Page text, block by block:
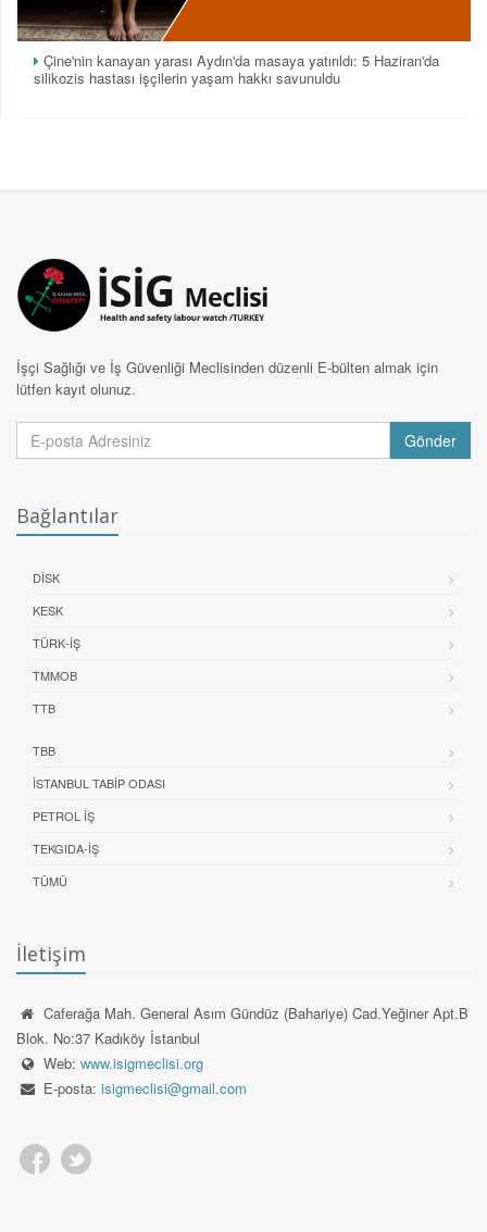
Çine'nin kanayan yarası Aydın'da masaya yatırıldı: 5 Haziran'da
silikozis hastası işçilerin yaşam hakkı savunuldu
İşçi Sağlığı ve İş Güvenliği Meclisinden düzenli E-bülten almak için
lütfen kayıt olunuz.
Gönder
Bağlantılar
DİSK
KESK
TÜRK-İŞ
TMMOB
TTB
TBB
İSTANBUL TABIP ODASI
PETROL İŞ
TEKGIDA-İŞ
TÜMÜ
İletişim
Caferağa Mah. General Asım Gündüz (Bahariye) Cad.Yeğiner Apt.B
Blok. No:37 Kadıköy İstanbul
Web: www.isigmeclisi.org
E-posta: isigmeclisi@gmail.com